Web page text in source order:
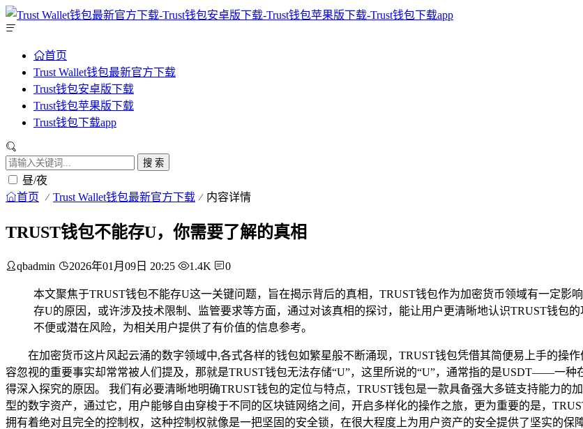
首页
Trust Wallet钱包最新官方下载
Trust钱包安卓版下载
Trust钱包苹果版下载
Trust钱包下载app
搜 索
昼/夜
首页 Trust Wallet钱包最新官方下载 内容详情
TRUST钱包不能存U，你需要了解的真相
qbadmin 2026年01月09日 20:25 1.4K 0
本文聚焦于TRUST钱包不能存U这一关键问题，旨在揭示背后的真相，TRUST钱包作为加密货币领域有一定影
存U的原因，或许涉及技术限制、监管要求等方面，通过对该真相的探讨，能让用户更清晰地认识TRUST钱包
不便或潜在风险，为相关用户提供了有价值的信息参考。
在加密货币这片风起云涌的数字领域中,各式各样的钱包如繁星般不断涌现，TRUST钱包凭借其简便易上手的操
容忽视的重要事实却常常被人们提及，那就是TRUST钱包无法存储“U”，这里所说的“U”，通常指的是USDT——一
得深入探究的原因。 我们有必要清晰地明确TRUST钱包的定位与特点，TRUST钱包是一款具备强大多链支持能力的
型的数字资产，通过它，用户能够自由穿梭于不同的区块链网络之间，开启多样化的操作之旅，更为重要的是，
拥有着绝对且完全的控制权，这种控制权就像是一把坚固的安全锁，在很大程度上为用户资产的安全提供了坚实的